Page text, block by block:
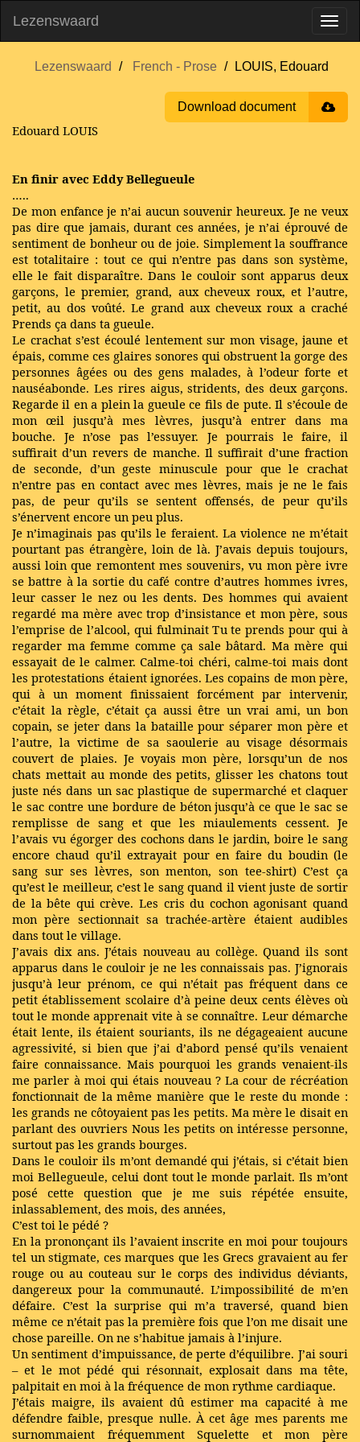
Lezenswaard
Lezenswaard French - Prose LOUIS, Edouard
Download document
Edouard LOUIS
En finir avec Eddy Bellegueule
…..
De mon enfance je n’ai aucun souvenir heureux. Je ne veux
pas dire que jamais, durant ces années, je n’ai éprouvé de
sentiment de bonheur ou de joie. Simplement la souffrance
est totalitaire : tout ce qui n’entre pas dans son système,
elle le fait disparaître. Dans le couloir sont apparus deux
garçons, le premier, grand, aux cheveux roux, et l’autre,
petit, au dos voûté. Le grand aux cheveux roux a craché
Prends ça dans ta gueule.
Le crachat s’est écoulé lentement sur mon visage, jaune et
épais, comme ces glaires sonores qui obstruent la gorge des
personnes âgées ou des gens malades, à l’odeur forte et
nauséabonde. Les rires aigus, stridents, des deux garçons.
Regarde il en a plein la gueule ce fils de pute. Il s’écoule de
mon œil jusqu’à mes lèvres, jusqu’à entrer dans ma
bouche. Je n’ose pas l’essuyer. Je pourrais le faire, il
suffirait d’un revers de manche. Il suffirait d’une fraction
de seconde, d’un geste minuscule pour que le crachat
n’entre pas en contact avec mes lèvres, mais je ne le fais
pas, de peur qu’ils se sentent offensés, de peur qu’ils
s’énervent encore un peu plus.
Je n’imaginais pas qu’ils le feraient. La violence ne m’était
pourtant pas étrangère, loin de là. J’avais depuis toujours,
aussi loin que remontent mes souvenirs, vu mon père ivre
se battre à la sortie du café contre d’autres hommes ivres,
leur casser le nez ou les dents. Des hommes qui avaient
regardé ma mère avec trop d’insistance et mon père, sous
l’emprise de l’alcool, qui fulminait Tu te prends pour qui à
regarder ma femme comme ça sale bâtard. Ma mère qui
essayait de le calmer. Calme-toi chéri, calme-toi mais dont
les protestations étaient ignorées. Les copains de mon père,
qui à un moment finissaient forcément par intervenir,
c’était la règle, c’était ça aussi être un vrai ami, un bon
copain, se jeter dans la bataille pour séparer mon père et
l’autre, la victime de sa saoulerie au visage désormais
couvert de plaies. Je voyais mon père, lorsqu’un de nos
chats mettait au monde des petits, glisser les chatons tout
juste nés dans un sac plastique de supermarché et claquer
le sac contre une bordure de béton jusqu’à ce que le sac se
remplisse de sang et que les miaulements cessent. Je
l’avais vu égorger des cochons dans le jardin, boire le sang
encore chaud qu’il extrayait pour en faire du boudin (le
sang sur ses lèvres, son menton, son tee-shirt) C’est ça
qu’est le meilleur, c’est le sang quand il vient juste de sortir
de la bête qui crève. Les cris du cochon agonisant quand
mon père sectionnait sa trachée-artère étaient audibles
dans tout le village.
J’avais dix ans. J’étais nouveau au collège. Quand ils sont
apparus dans le couloir je ne les connaissais pas. J’ignorais
jusqu’à leur prénom, ce qui n’était pas fréquent dans ce
petit établissement scolaire d’à peine deux cents élèves où
tout le monde apprenait vite à se connaître. Leur démarche
était lente, ils étaient souriants, ils ne dégageaient aucune
agressivité, si bien que j’ai d’abord pensé qu’ils venaient
faire connaissance. Mais pourquoi les grands venaient-ils
me parler à moi qui étais nouveau ? La cour de récréation
fonctionnait de la même manière que le reste du monde :
les grands ne côtoyaient pas les petits. Ma mère le disait en
parlant des ouvriers Nous les petits on intéresse personne,
surtout pas les grands bourges.
Dans le couloir ils m’ont demandé qui j’étais, si c’était bien
moi Bellegueule, celui dont tout le monde parlait. Ils m’ont
posé cette question que je me suis répétée ensuite,
inlassablement, des mois, des années,
C’est toi le pédé ?
En la prononçant ils l’avaient inscrite en moi pour toujours
tel un stigmate, ces marques que les Grecs gravaient au fer
rouge ou au couteau sur le corps des individus déviants,
dangereux pour la communauté. L’impossibilité de m’en
défaire. C’est la surprise qui m’a traversé, quand bien
même ce n’était pas la première fois que l’on me disait une
chose pareille. On ne s’habitue jamais à l’injure.
Un sentiment d’impuissance, de perte d’équilibre. J’ai souri
– et le mot pédé qui résonnait, explosait dans ma tête,
palpitait en moi à la fréquence de mon rythme cardiaque.
J’étais maigre, ils avaient dû estimer ma capacité à me
défendre faible, presque nulle. À cet âge mes parents me
surnommaient fréquemment Squelette et mon père